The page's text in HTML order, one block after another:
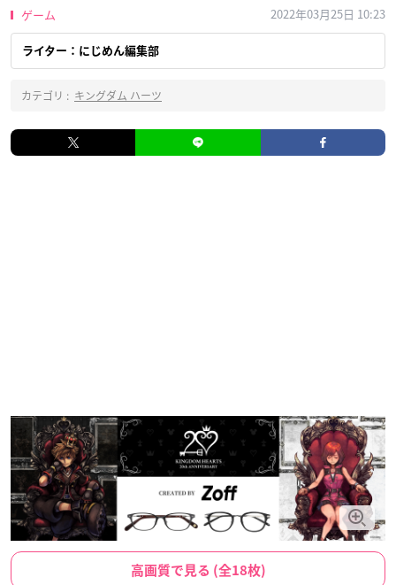
ゲーム 2022年03月25日 10:23
ライター：にじめん編集部
カテゴリ : キングダム ハーツ
高画質で見る (全18枚)